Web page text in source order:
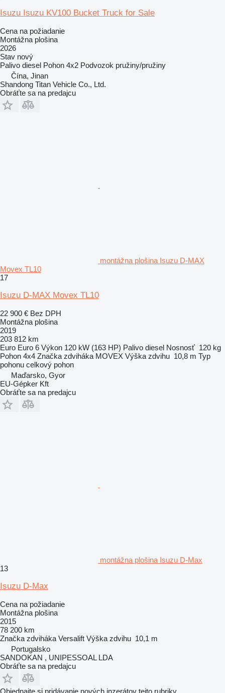
Isuzu Isuzu KV100 Bucket Truck for Sale
Cena na požiadanie
Montážna plošina
2026
Stav nový
Palivo diesel Pohon 4x2 Podvozok pružiny/pružiny
Čína, Jinan
Shandong Titan Vehicle Co., Ltd.
Obráťte sa na predajcu
montážna plošina Isuzu D-MAX
Movex TL10
17
Isuzu D-MAX Movex TL10
22 900 € Bez DPH
Montážna plošina
2019
203 812 km
Euro Euro 6 Výkon 120 kW (163 HP) Palivo diesel Nosnosť 120 kg
Pohon 4x4 Značka zdviháka MOVEX Výška zdvihu 10,8 m Typ
pohonu celkový pohon
Maďarsko, Gyor
EU-Gépker Kft
Obráťte sa na predajcu
montážna plošina Isuzu D-Max
13
Isuzu D-Max
Cena na požiadanie
Montážna plošina
2015
78 200 km
Značka zdviháka Versalift Výška zdvihu 10,1 m
Portugalsko
SANDOKAN , UNIPESSOAL LDA
Obráťte sa na predajcu
Objednajte si pridávanie nových inzerátov tejto rubriky